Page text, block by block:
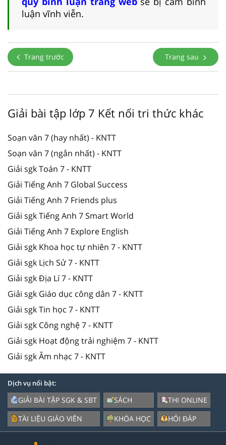
luận vĩnh viễn.
Trang trước Trang sau
Giải bài tập lớp 7 Kết nối tri thức khác
Soạn văn 7 (hay nhất) - KNTT
Soạn văn 7 (ngắn nhất) - KNTT
Giải sgk Toán 7 - KNTT
Giải Tiếng Anh 7 Global Success
Giải Tiếng Anh 7 Friends plus
Giải sgk Tiếng Anh 7 Smart World
Giải Tiếng Anh 7 Explore English
Giải sgk Khoa học tự nhiên 7 - KNTT
Giải sgk Lịch Sử 7 - KNTT
Giải sgk Địa Lí 7 - KNTT
Giải sgk Giáo dục công dân 7 - KNTT
Giải sgk Tin học 7 - KNTT
Giải sgk Công nghệ 7 - KNTT
Giải sgk Hoạt động trải nghiệm 7 - KNTT
Giải sgk Âm nhạc 7 - KNTT
Dịch vụ nổi bật:
GIẢI BÀI TẬP SGK & SBT
TÀI LIỆU GIÁO VIÊN
SÁCH
KHÓA HỌC
THI ONLINE
HỎI ĐÁP